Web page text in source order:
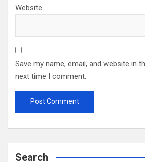
Website
Save my name, email, and website in
next time I comment.
Search